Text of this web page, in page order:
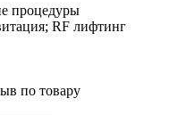
процедуры
RF лифтинг
по товару